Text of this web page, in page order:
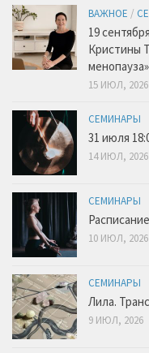
ВАЖНОЕ /
19
Кристины
менопауза»
15 ИЮЛ, 2026
СЕМИНАРЫ
31 июля
14 ИЮЛ, 2026
СЕМИНАРЫ
10 ИЮЛ, 2026
СЕМИНАРЫ
Лила.
9 ИЮЛ, 2026